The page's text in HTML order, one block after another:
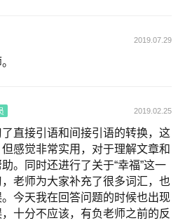
2019.07.29
2019.02.25
直接引语和间接引语的转换，这
感觉非常实用，对于理解文章和
。同时还进行了关于“幸福”这一
老师为大家补充了很多词汇，也
今天我在回答问题的时候也出现
十分不应该，有负老师之前的反